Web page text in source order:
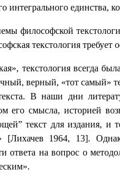
интегрального
философской
текстология
текстология всегда
верный, «тот самый»
В наши дни
его смысла, историей
текст для издания,
[Лихачев 1964, 13].
ответа на вопрос о